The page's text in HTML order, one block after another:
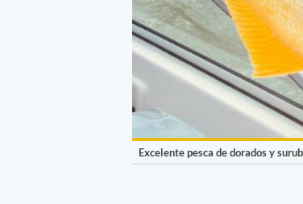
Excelente pesca de dorados y